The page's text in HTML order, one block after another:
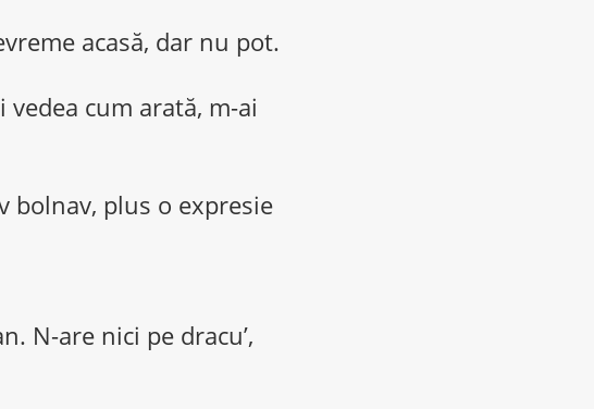
acasă, dar nu pot.
cum arată, m-ai
bolnav, plus o expresie
N-are nici pe dracu’,